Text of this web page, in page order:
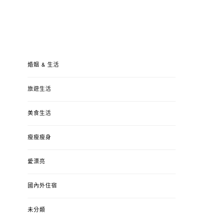
婚姻 & 生活
旅遊生活
美食生活
瘦瘦瘦身
愛漂亮
國內外住宿
未分類